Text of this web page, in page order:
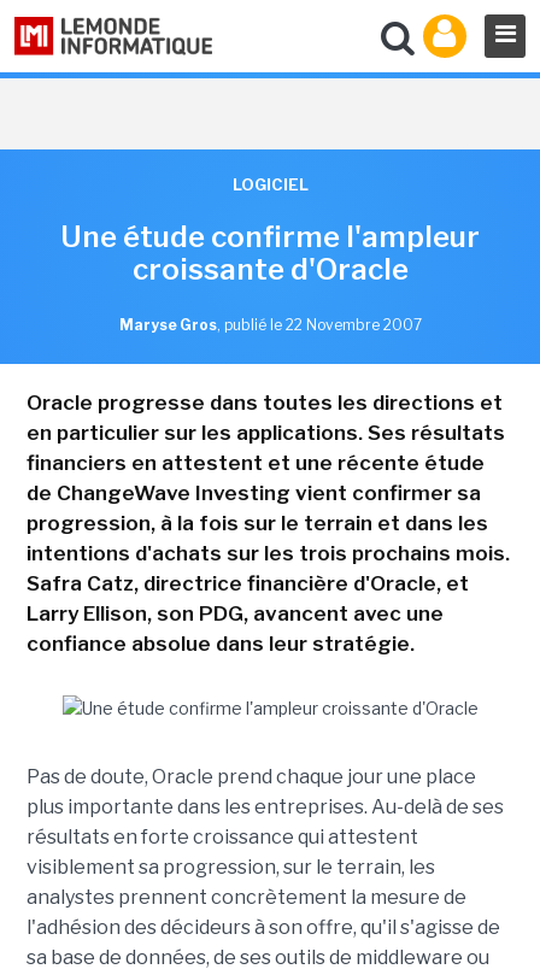
LOGICIEL
Une étude confirme l'ampleur
croissante d'Oracle
Maryse Gros, publié le 22 Novembre 2007
Oracle progresse dans toutes les directions et
en particulier sur les applications. Ses résultats
financiers en attestent et une récente étude
de ChangeWave Investing vient confirmer sa
progression, à la fois sur le terrain et dans les
intentions d'achats sur les trois prochains mois.
Safra Catz, directrice financière d'Oracle, et
Larry Ellison, son PDG, avancent avec une
confiance absolue dans leur stratégie.
Pas de doute, Oracle prend chaque jour une place
plus importante dans les entreprises. Au-delà de ses
résultats en forte croissance qui attestent
visiblement sa progression, sur le terrain, les
analystes prennent concrètement la mesure de
l'adhésion des décideurs à son offre, qu'il s'agisse de
sa base de données, de ses outils de middleware ou